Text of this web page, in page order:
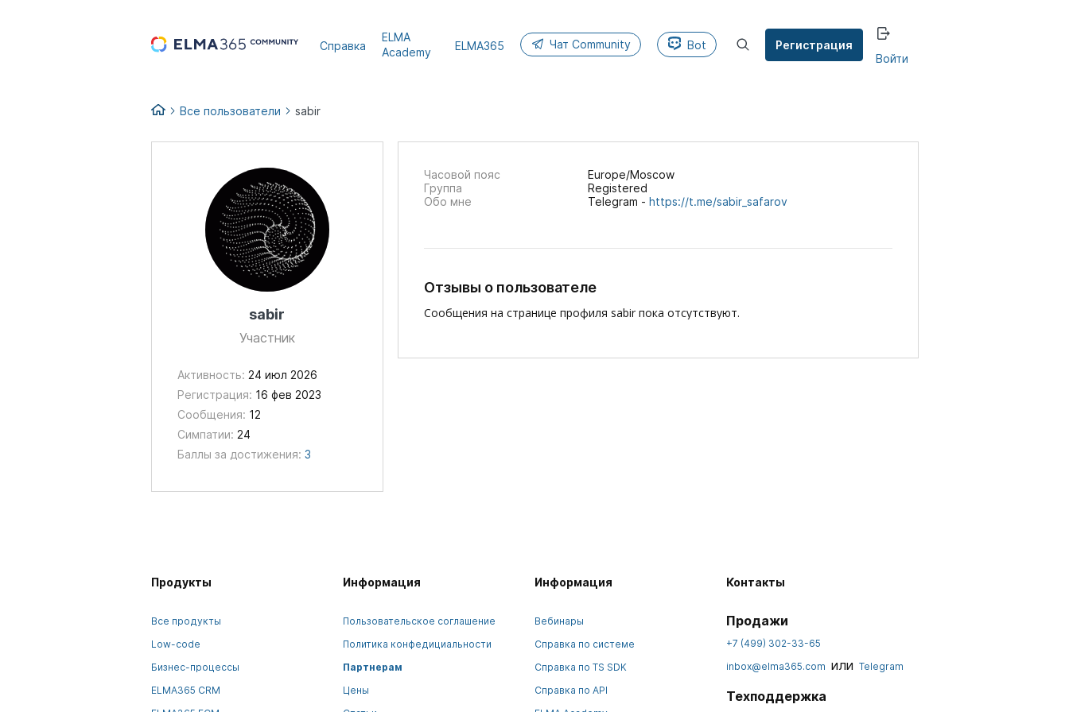
Справка
ELMA
Academy
ELMA365 Чат Community Bot
Регистрация
Войти
Все пользователи sabir
sabir
Участник
Активность: 24 июл 2026
Регистрация: 16 фев 2023
Сообщения: 12
Симпатии: 24
Баллы за достижения: 3
Часовой пояс
Europe/Moscow
Группа
Registered
Обо мне
Telegram - https://t.me/sabir_safarov
Отзывы о пользователе
Сообщения на странице профиля sabir пока отсутствуют.
Продукты
Все продукты
Low-code
Бизнес-процессы
ELMA365 CRM
Информация
Пользовательское соглашение
Политика конфедициальности
Партнерам
Цены
Информация
Вебинары
Справка по системе
Справка по TS SDK
Справка по API
Контакты
Продажи
+7 (499) 302-33-65
inbox@elma365.com или Telegram
Техподдержка